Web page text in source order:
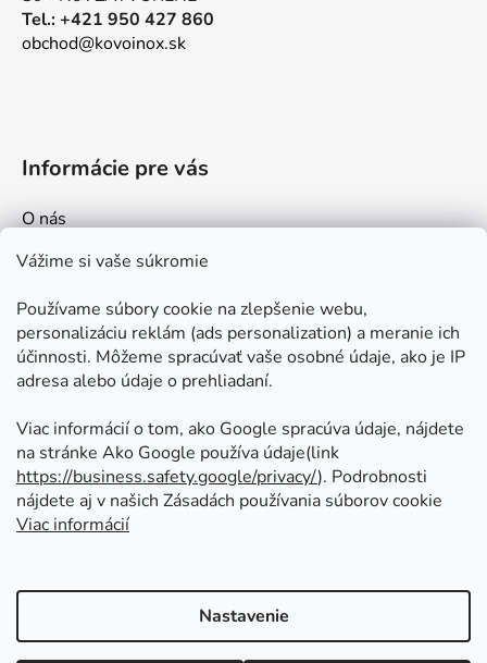
Vážime si vaše súkromie
Používame súbory cookie na zlepšenie webu,
personalizáciu reklám (ads personalization) a meranie ich
účinnosti. Môžeme spracúvať vaše osobné údaje, ako je IP
adresa alebo údaje o prehliadaní.
Viac informácií o tom, ako Google spracúva údaje, nájdete
na stránke Ako Google používa údaje(link
https://business.safety.google/privacy/⁩). Podrobnosti
nájdete aj v našich Zásadách používania súborov cookie
Viac informácií
Nastavenie
Tel.: +421 950 427 860
obchod@kovoinox.sk
Informácie pre vás
O nás
Kontakt
Ako nakupovať
Obchodné podmienky
Ochrana osobných údajov
Odstúpenie od zmluvy
Prijímame online platby
Vytvoril Shoptet